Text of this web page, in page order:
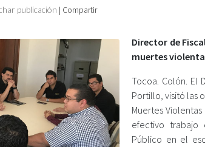
publicación | Compartir
Director de
muertes
‪Tocoa. Colón. El
Portillo, visitó las
Muertes
efectivo trabajo
Público en el